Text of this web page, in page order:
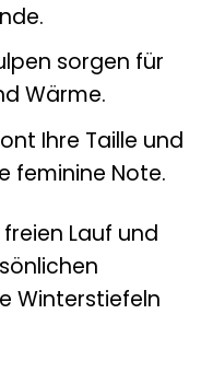
sorgen für
Wärme.
Ihre Taille und
feminine Note.
Lauf und
Winterstiefeln